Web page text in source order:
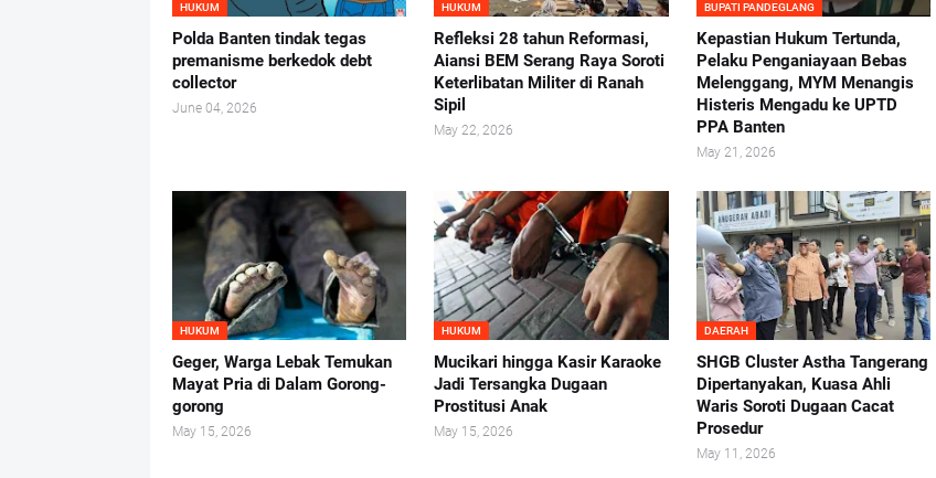
HUKUM
Polda Banten tindak tegas
premanisme berkedok debt
collector
June 04, 2026
HUKUM
Refleksi 28 tahun Reformasi,
Aiansi BEM Serang Raya Soroti
Keterlibatan Militer di Ranah
Sipil
May 22, 2026
BUPATI PANDEGLANG
Kepastian Hukum Tertunda,
Pelaku Penganiayaan Bebas
Melenggang, MYM Menangis
Histeris Mengadu ke UPTD
PPA Banten
May 21, 2026
HUKUM
Geger, Warga Lebak Temukan
Mayat Pria di Dalam Gorong-
gorong
May 15, 2026
HUKUM
Mucikari hingga Kasir Karaoke
Jadi Tersangka Dugaan
Prostitusi Anak
May 15, 2026
DAERAH
SHGB Cluster Astha Tangerang
Dipertanyakan, Kuasa Ahli
Waris Soroti Dugaan Cacat
Prosedur
May 11, 2026